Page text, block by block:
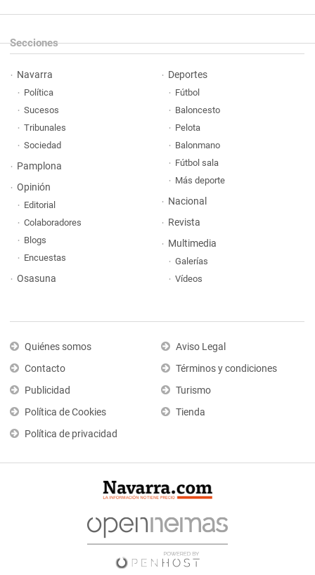
Secciones
Navarra
Política
Sucesos
Tribunales
Sociedad
Pamplona
Opinión
Editorial
Colaboradores
Blogs
Encuestas
Osasuna
Deportes
Fútbol
Baloncesto
Pelota
Balonmano
Fútbol sala
Más deporte
Nacional
Revista
Multimedia
Galerías
Vídeos
Quiénes somos
Contacto
Publicidad
Política de Cookies
Política de privacidad
Aviso Legal
Términos y condiciones
Turismo
Tienda